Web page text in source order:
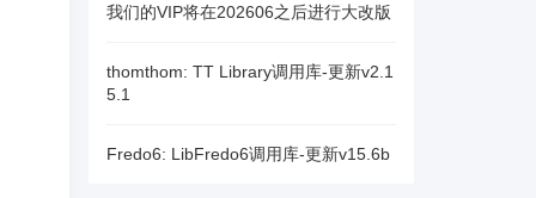
我们的VIP将在202606之后进行大改版
thomthom: TT Library调用库-更新v2.1
5.1
Fredo6: LibFredo6调用库-更新v15.6b